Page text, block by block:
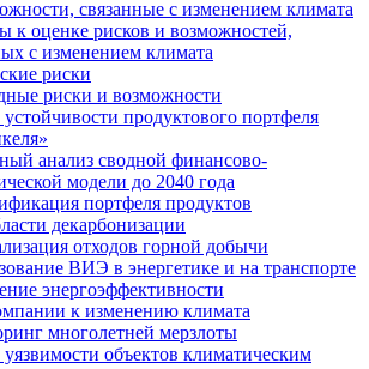
связанные с изменением климата
к оценке рисков и возможностей,
с изменением климата
риски
риски и возможности
продуктового портфеля
анализ сводной финансово-
модели до 2040 года
портфеля продуктов
декарбонизации
отходов горной добычи
ВИЭ в энергетике и на транспорте
энергоэффективности
к изменению климата
многолетней мерзлоты
объектов климатическим